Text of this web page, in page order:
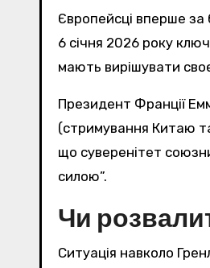
Європейсці вперше за
6 січня 2026 року
мають вирішувати
Президент Франції
(стримування Китаю
що суверенітет
силою”.
Чи
Ситуація навколо